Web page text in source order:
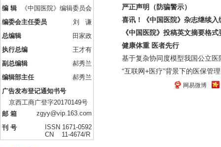
编 辑
《中国医院》编辑委员会
编委会主任委员
刘 谦
总编辑
田家政
执行总编
王才有
副总编辑
郝秀兰
编辑部主任
郝秀兰
广告发布登记通知书号
京西工商广登字20170149号
邮 箱
zgyy@vip.163.com
刊 号
ISSN 1671-0592
CN 11-4674/R
严正声明（防骗警示）
喜讯！《中国医院》杂志继续入
《中国医院》投稿英文摘要格式
健康体重 医者先行
基于复杂协同度模型我国公立医
“互联网+医疗”背景下的医保管理
网易微博